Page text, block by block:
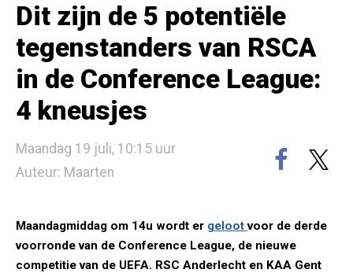
Dit zijn de 5 potentiële
tegenstanders van RSCA
in de Conference League:
4 kneusjes
Maandag 19 juli, 10:15 uur
Auteur: Maarten
Maandagmiddag om 14u wordt er gelootvoor de derde
voorronde van de Conference League, de nieuwe
competitie van de UEFA. RSC Anderlecht en KAA Gent